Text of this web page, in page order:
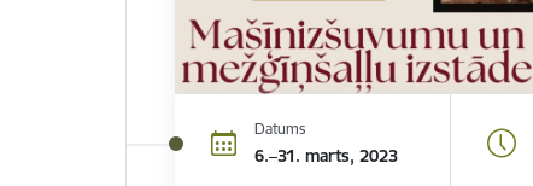
Datums
6.–31. marts, 2023